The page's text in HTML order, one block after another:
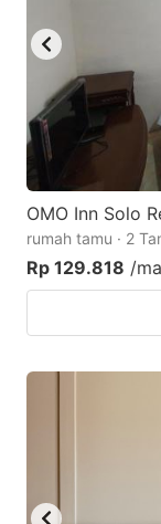
OMO Inn Solo
rumah tamu · 2
Rp 129.818 /